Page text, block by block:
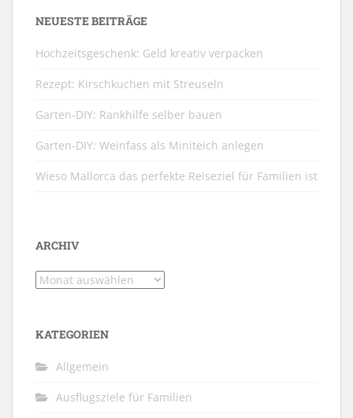
NEUESTE BEITRÄGE
Hochzeitsgeschenk: Geld kreativ verpacken
Rezept: Kirschkuchen mit Streuseln
Garten-DIY: Rankhilfe selber bauen
Garten-DIY: Weinfass als Miniteich anlegen
Wieso Mallorca das perfekte Reiseziel für Familien ist
ARCHIV
Archiv
KATEGORIEN
Allgemein
Ausflugsziele für Familien